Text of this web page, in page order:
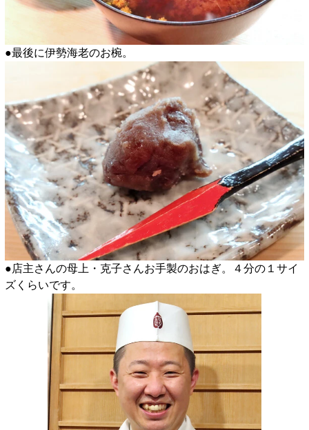
●最後に伊勢海老のお椀。
●店主さんの母上・克子さんお手製のおはぎ。４分の１サイ
ズくらいです。